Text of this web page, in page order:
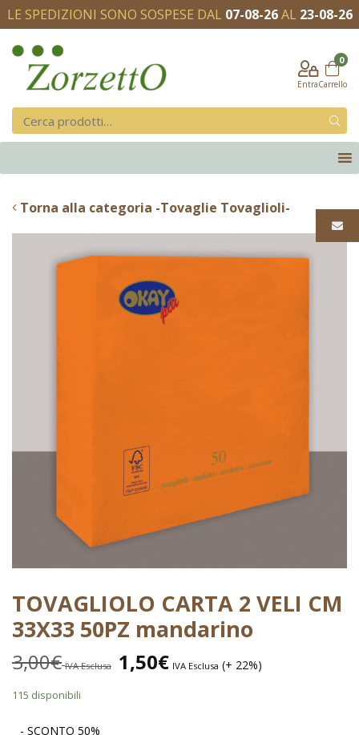
LE SPEDIZIONI SONO SOSPESE DAL 07-08-26AL 23-08-26
Entra
0
Carrello
Torna alla categoria -Tovaglie Tovaglioli-
TOVAGLIOLO CARTA 2 VELI CM
33X33 50PZ mandarino
3,00€ IVA Esclusa 1,50€ IVA Esclusa (+ 22%)
115 disponibili
- SCONTO 50%